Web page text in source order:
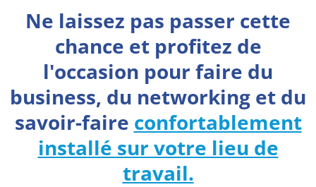
Ne laissez pas passer cette
chance et profitez de
l'occasion pour faire du
business, du networking et du
savoir-faire confortablement
installé sur votre lieu de
travail.